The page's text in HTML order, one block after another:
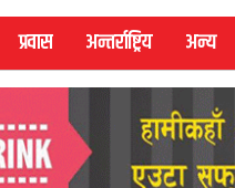
प्रवास अन्तर्राष्ट्रिय अन्य